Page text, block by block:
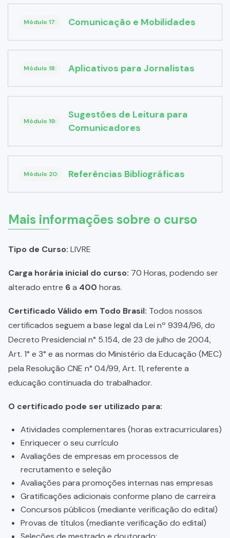
Módulo 17: Comunicação e Mobilidades
Módulo 18: Aplicativos para Jornalistas
Módulo 19:
Sugestões de Leitura para
Comunicadores
Módulo 20: Referências Bibliográficas
Mais informações sobre o curso
Tipo de Curso: LIVRE
Carga horária inicial do curso: 70 Horas, podendo ser
alterado entre 6a 400 horas.
Certificado Válido em Todo Brasil: Todos nossos
certificados seguem a base legal da Lei nº 9394/96, do
Decreto Presidencial n° 5.154, de 23 de julho de 2004,
Art. 1° e 3° e as normas do Ministério da Educação (MEC)
pela Resolução CNE n° 04/99, Art. 11, referente a
educação continuada do trabalhador.
O certificado pode ser utilizado para:
Atividades complementares (horas extracurriculares)
Enriquecer o seu currículo
Avaliações de empresas em processos de
recrutamento e seleção
Avaliações para promoções internas nas empresas
Gratificações adicionais conforme plano de carreira
Concursos públicos (mediante verificação do edital)
Provas de títulos (mediante verificação do edital)